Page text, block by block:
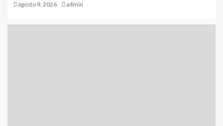
agosto 9, 2026 admin